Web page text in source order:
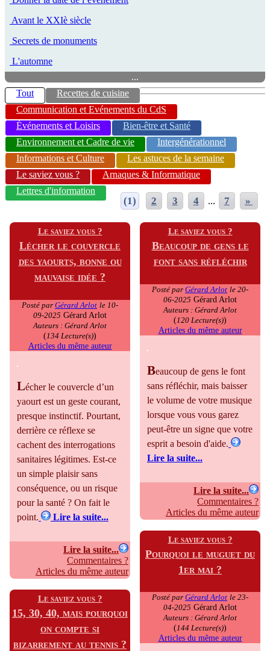
Avant le XXIè siècle
Secrets de monuments
L'automne
...
Tout
Recettes de cuisine
Communication et Evénements du CdS
Événements et Loisirs
Bien-être et Santé
Environnement et Cadre de vie
Intergénérationnel
Informations et Culture
Les astuces de la semaine
Le saviez vous ?
Arnaques & Informatique
Lettres d'information
(1) 2 3 4 ... 7 »
Le saviez vous ?
Lécher le couvercle
des yaourts, bonne ou
mauvaise idée ?
Posté par Gérard Arlot le 10-
09-2025 Gérard Arlot
Auteurs : Gérard Arlot
(134 Lecture(s))
Articles du même auteur
Lécher le couvercle d’un
yaourt est un geste courant,
presque instinctif. Pourtant,
derrière ce réflexe se
cachent des interrogations
sanitaires légitimes. Est-ce
un simple plaisir sans
conséquence, ou un risque
pour la santé ? On fait le
point.
Lire la suite...
Lire la suite...
Commentaires ?
Articles du même auteur
Le saviez vous ?
15, 30, 40, mais pourquoi
on compte si
bizarrement au tennis ?
Le saviez vous ?
Beaucoup de gens le
font sans réfléchir
Posté par Gérard Arlot le 20-
06-2025 Gérard Arlot
Auteurs : Gérard Arlot
(120 Lecture(s))
Articles du même auteur
Beaucoup de gens le font
sans réfléchir, mais baisser
le volume de votre musique
lorsque vous vous garez
peut-être un signe que votre
esprit a besoin d'aide.
Lire la suite...
Lire la suite...
Commentaires ?
Articles du même auteur
Le saviez vous ?
Pourquoi le muguet du
1er mai ?
Posté par Gérard Arlot le 23-
04-2025 Gérard Arlot
Auteurs : Gérard Arlot
(144 Lecture(s))
Articles du même auteur